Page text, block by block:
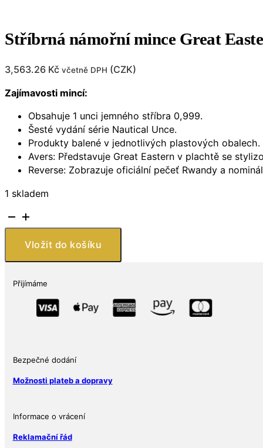
Stříbrná námořní mince Great
3,563.26 Kč včetně DPH (CZK)
Zajímavosti mincí:
Obsahuje 1 unci jemného stříbra 0,999.
Šesté vydání série Nautical Unce.
Produkty balené v jednotlivých plastových obalech.
Avers: Představuje Great Eastern v plachtě se
Reverse: Zobrazuje oficiální pečeť Rwandy a
1 skladem
Stříbrná
námořní
mince
BU
Rwanda
Vložit do košíku
Přijímáme
Bezpečné dodání
Možnosti plateb a dopravy
Informace o vrácení
Reklamační řád